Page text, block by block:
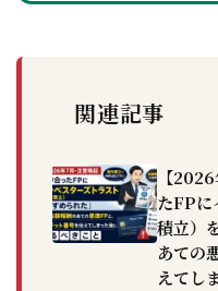
関連記事
【
たFPに
積立）
あての
えてし